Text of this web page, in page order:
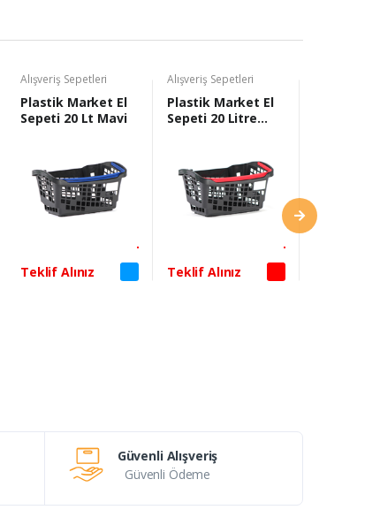
Alışveriş Sepetleri
Plastik Market El
Sepeti 20 Lt Mavi
Teklif Alınız
Alışveriş Sepetleri
Plastik Market El
Sepeti 20 Litre
Teklif Alınız
Güvenli Alışveriş
Güvenli Ödeme